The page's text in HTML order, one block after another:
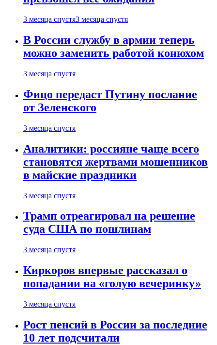
3 месяца спустя3 месяца спустя
В России службу в армии теперь
можно заменить работой конюхом
3 месяца спустя
Фицо передаст Путину послание
от Зеленского
3 месяца спустя
Аналитики: россияне чаще всего
становятся жертвами мошенников
в майские праздники
3 месяца спустя
Трамп отреагировал на решение
суда США по пошлинам
3 месяца спустя
Киркоров впервые рассказал о
попадании на «голую вечеринку»
3 месяца спустя
Рост пенсий в России за последние
10 лет подсчитали